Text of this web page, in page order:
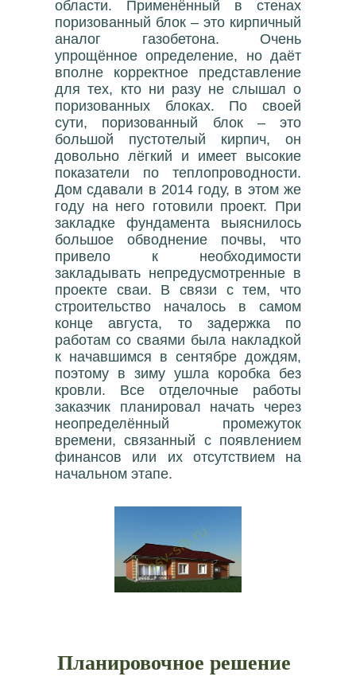
области. Применённый в стенах
поризованный блок – это кирпичный
аналог газобетона. Очень
упрощённое определение, но даёт
вполне корректное представление
для тех, кто ни разу не слышал о
поризованных блоках. По своей
сути, поризованный блок – это
большой пустотелый кирпич, он
довольно лёгкий и имеет высокие
показатели по теплопроводности.
Дом сдавали в 2014 году, в этом же
году на него готовили проект. При
закладке фундамента выяснилось
большое обводнение почвы, что
привело к необходимости
закладывать непредусмотренные в
проекте сваи. В связи с тем, что
строительство началось в самом
конце августа, то задержка по
работам со сваями была накладкой
к начавшимся в сентябре дождям,
поэтому в зиму ушла коробка без
кровли. Все отделочные работы
заказчик планировал начать через
неопределённый промежуток
времени, связанный с появлением
финансов или их отсутствием на
начальном этапе.
Планировочное решение